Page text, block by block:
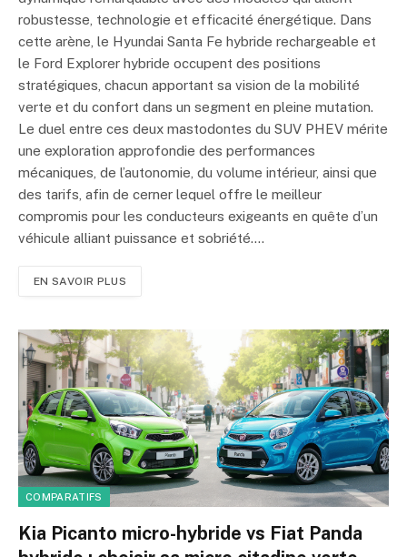
robustesse, technologie et efficacité énergétique. Dans
cette arène, le Hyundai Santa Fe hybride rechargeable et
le Ford Explorer hybride occupent des positions
stratégiques, chacun apportant sa vision de la mobilité
verte et du confort dans un segment en pleine mutation.
Le duel entre ces deux mastodontes du SUV PHEV mérite
une exploration approfondie des performances
mécaniques, de l’autonomie, du volume intérieur, ainsi que
des tarifs, afin de cerner lequel offre le meilleur
compromis pour les conducteurs exigeants en quête d’un
véhicule alliant puissance et sobriété.…
EN SAVOIR PLUS
COMPARATIFS
Kia Picanto micro-hybride vs Fiat Panda